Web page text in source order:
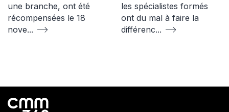
une branche, ont été
récompensées le 18
nove...
les spécialistes formés
ont du mal à faire la
différenc...